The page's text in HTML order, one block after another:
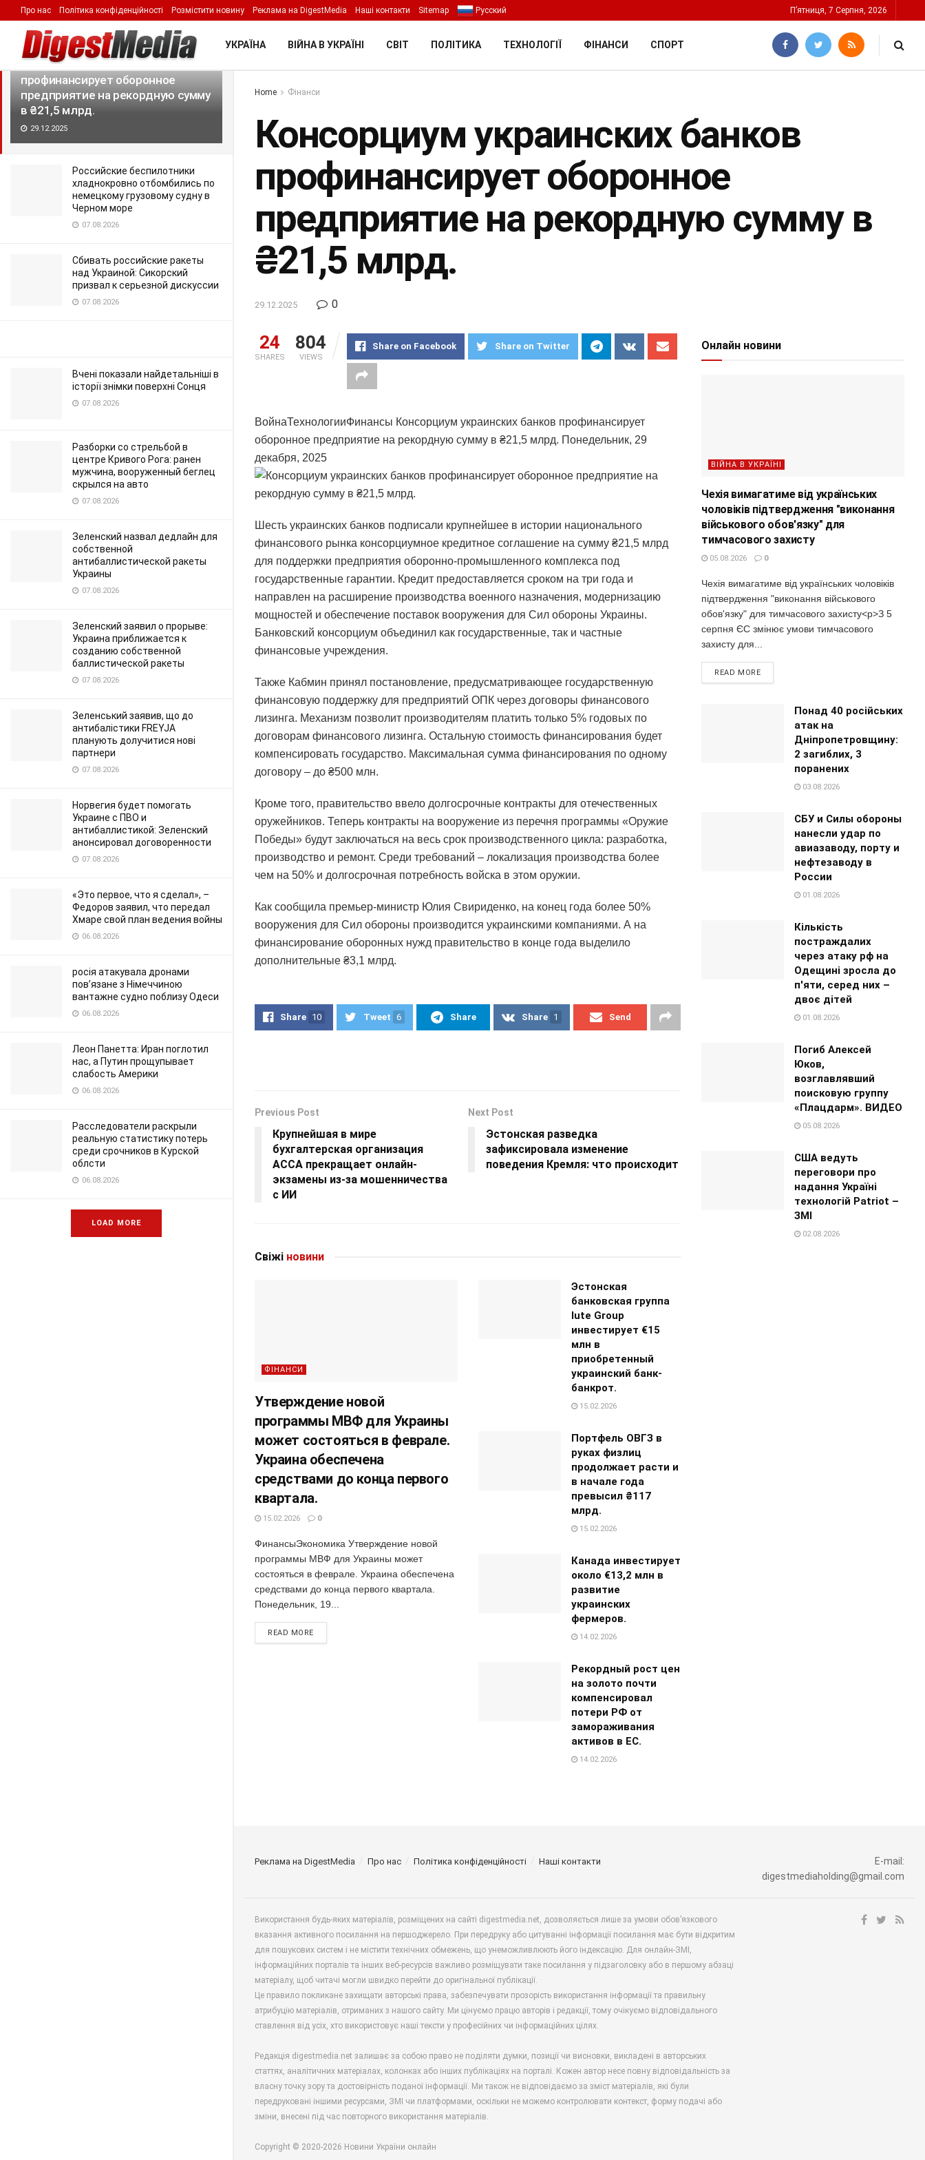
LATEST TRENDING Filter
Консорциум украинских банков
профинансирует оборонное
предприятие на рекордную сумму
в ₴21,5 млрд.
29.12.2025
Российские беспилотники
хладнокровно отбомбились по
немецкому грузовому судну в
Черном море
07.08.2026
Сбивать российские ракеты
над Украиной: Сикорский
призвал к серьезной дискуссии
07.08.2026
Вчені показали найдетальніші в
історії знімки поверхні Сонця
07.08.2026
Разборки со стрельбой в
центре Кривого Рога: ранен
мужчина, вооруженный беглец
скрылся на авто
07.08.2026
Зеленский назвал дедлайн для
собственной
антибаллистической ракеты
Украины
07.08.2026
Зеленский заявил о прорыве:
Украина приближается к
созданию собственной
баллистической ракеты
07.08.2026
Зеленський заявив, що до
антибалістики FREYJA
планують долучитися нові
партнери
07.08.2026
Норвегия будет помогать
Украине с ПВО и
антибаллистикой: Зеленский
анонсировал договоренности
07.08.2026
«Это первое, что я сделал», –
Федоров заявил, что передал
Хмаре свой план ведения войны
06.08.2026
росія атакувала дронами
пов’язане з Німеччиною
вантажне судно поблизу Одеси
06.08.2026
Леон Панетта: Иран поглотил
нас, а Путин прощупывает
слабость Америки
06.08.2026
Расследователи раскрыли
реальную статистику потерь
среди срочников в Курской
облсти
06.08.2026
LOAD MORE
Про нас Політика конфіденційності Розмістити новину Реклама на DigestMedia Наші контакти Sitemap Русский П’ятниця, 7 Серпня, 2026
УКРАЇНА ВІЙНА В УКРАЇНІ СВІТ ПОЛІТИКА ТЕХНОЛОГІЇ ФІНАНСИ СПОРТ
Home Фінанси
Консорциум украинских банков
профинансирует оборонное
предприятие на рекордную сумму в
₴21,5 млрд.
29.12.2025 0
24
SHARES
804
VIEWS
Share on Facebook Share on Twitter
ВойнаТехнологииФинансы Консорциум украинских банков профинансирует
оборонное предприятие на рекордную сумму в ₴21,5 млрд. Понедельник, 29
декабря, 2025
Шесть украинских банков подписали крупнейшее в истории национального
финансового рынка консорциумное кредитное соглашение на сумму ₴21,5 млрд
для поддержки предприятия оборонно-промышленного комплекса под
государственные гарантии. Кредит предоставляется сроком на три года и
направлен на расширение производства военного назначения, модернизацию
мощностей и обеспечение поставок вооружения для Сил обороны Украины.
Банковский консорциум объединил как государственные, так и частные
финансовые учреждения.
Также Кабмин принял постановление, предусматривающее государственную
финансовую поддержку для предприятий ОПК через договоры финансового
лизинга. Механизм позволит производителям платить только 5% годовых по
договорам финансового лизинга. Остальную стоимость финансирования будет
компенсировать государство. Максимальная сумма финансирования по одному
договору – до ₴500 млн.
Кроме того, правительство ввело долгосрочные контракты для отечественных
оружейников. Теперь контракты на вооружение из перечня программы «Оружие
Победы» будут заключаться на весь срок производственного цикла: разработка,
производство и ремонт. Среди требований – локализация производства более
чем на 50% и долгосрочная потребность войска в этом оружии.
Как сообщила премьер-министр Юлия Свириденко, на конец года более 50%
вооружения для Сил обороны производится украинскими компаниями. А на
финансирование оборонных нужд правительство в конце года выделило
дополнительные ₴3,1 млрд.
Share 10 Tweet 6 Share Share 1 Send
Previous Post
Крупнейшая в мире
бухгалтерская организация
ACCA прекращает онлайн-
экзамены из-за мошенничества
с ИИ
Next Post
Эстонская разведка
зафиксировала изменение
поведения Кремля: что происходит
Свіжі новини
ФІНАНСИ
Утверждение новой
программы МВФ для Украины
может состояться в феврале.
Украина обеспечена
средствами до конца первого
квартала.
15.02.2026 0
ФинансыЭкономика Утверждение новой
программы МВФ для Украины может
состояться в феврале. Украина обеспечена
средствами до конца первого квартала.
Понедельник, 19...
READ MORE
Эстонская
банковская группа
Iute Group
инвестирует €15
млн в
приобретенный
украинский банк-
банкрот.
15.02.2026
Портфель ОВГЗ в
руках физлиц
продолжает расти и
в начале года
превысил ₴117
млрд.
15.02.2026
Канада инвестирует
около €13,2 млн в
развитие
украинских
фермеров.
14.02.2026
Рекордный рост цен
на золото почти
компенсировал
потери РФ от
замораживания
активов в ЕС.
14.02.2026
Онлайн новини
ВІЙНА В УКРАЇНІ
Чехія вимагатиме від українських
чоловіків підтвердження "виконання
військового обов'язку" для
тимчасового захисту
05.08.2026 0
Чехія вимагатиме від українських чоловіків
підтвердження "виконання військового
обов'язку" для тимчасового захисту<p>З 5
серпня ЄС змінює умови тимчасового
захисту для...
READ MORE
Понад 40 російських
атак на
Дніпропетровщину:
2 загиблих, 3
поранених
03.08.2026
СБУ и Силы обороны
нанесли удар по
авиазаводу, порту и
нефтезаводу в
России
01.08.2026
Кількість
постраждалих
через атаку рф на
Одещині зросла до
п'яти, серед них –
двоє дітей
01.08.2026
Погиб Алексей
Юков,
возглавлявший
поисковую группу
«Плацдарм». ВИДЕО
05.08.2026
США ведуть
переговори про
надання Україні
технологій Patriot –
ЗМІ
02.08.2026
Реклама на DigestMedia Про нас Політика конфіденційності Наші контакти
E-mail:
digestmediaholding@gmail.com
Використання будь-яких матеріалів, розміщених на сайті digestmedia.net, дозволяється лише за умови обов’язкового
вказання активного посилання на першоджерело. При передруку або цитуванні інформації посилання має бути відкритим
для пошукових систем і не містити технічних обмежень, що унеможливлюють його індексацію. Для онлайн-ЗМІ,
інформаційних порталів та інших веб-ресурсів важливо розміщувати таке посилання у підзаголовку або в першому абзаці
матеріалу, щоб читачі могли швидко перейти до оригінальної публікації.
Це правило покликане захищати авторські права, забезпечувати прозорість використання інформації та правильну
атрибуцію матеріалів, отриманих з нашого сайту. Ми цінуємо працю авторів і редакції, тому очікуємо відповідального
ставлення від усіх, хто використовує наші тексти у професійних чи інформаційних цілях.
Редакція digestmedia.net залишає за собою право не поділяти думки, позиції чи висновки, викладені в авторських
статтях, аналітичних матеріалах, колонках або інших публікаціях на порталі. Кожен автор несе повну відповідальність за
власну точку зору та достовірність поданої інформації. Ми також не відповідаємо за зміст матеріалів, які були
передруковані іншими ресурсами, ЗМІ чи платформами, оскільки не можемо контролювати контекст, форму подачі або
зміни, внесені під час повторного використання матеріалів.
Copyright © 2020-2026 Новини України онлайн